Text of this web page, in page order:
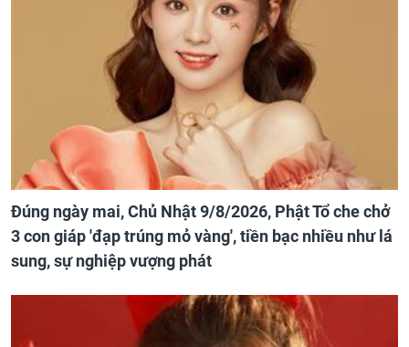
Đúng ngày mai, Chủ Nhật 9/8/2026, Phật Tổ che chở
3 con giáp 'đạp trúng mỏ vàng', tiền bạc nhiều như lá
sung, sự nghiệp vượng phát